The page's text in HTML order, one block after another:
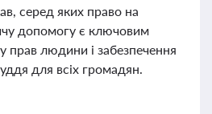
серед яких право на
допомогу є ключовим
прав людини і забезпечення
для всіх громадян.